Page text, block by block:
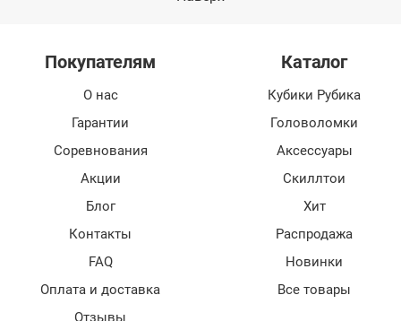
Покупателям
О нас
Гарантии
Соревнования
Акции
Блог
Контакты
FAQ
Оплата и доставка
Отзывы
Каталог
Кубики Рубика
Головоломки
Аксессуары
Скиллтои
Хит
Распродажа
Новинки
Все товары